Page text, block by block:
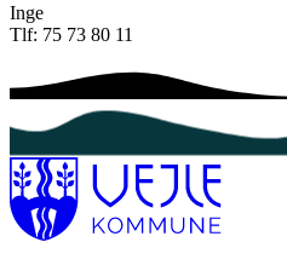
Inge
Tlf: 75 73 80 11